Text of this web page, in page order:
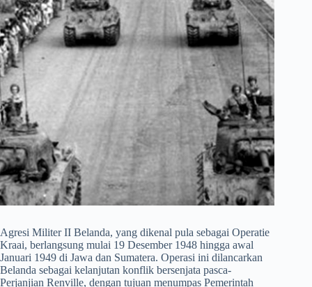
Agresi Militer II Belanda, yang dikenal pula sebagai Operatie
Kraai, berlangsung mulai 19 Desember 1948 hingga awal
Januari 1949 di Jawa dan Sumatera. Operasi ini dilancarkan
Belanda sebagai kelanjutan konflik bersenjata pasca-
Perjanjian Renville, dengan tujuan menumpas Pemerintah